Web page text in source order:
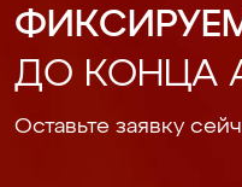
ДО КОНЦА
Оставьте заявку